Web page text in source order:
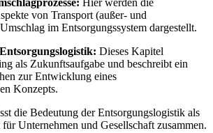
Hier werden die
von Transport (außer- und
im Entsorgungssystem dargestellt.
Dieses Kapitel
als Zukunftsaufgabe und beschreibt ein
zur Entwicklung eines
Konzepts.
die Bedeutung der Entsorgungslogistik als
für Unternehmen und Gesellschaft zusammen.